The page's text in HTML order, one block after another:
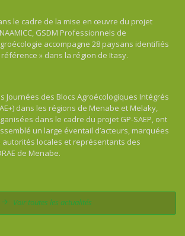
le cadre de la mise en œuvre du projet
GSDM Professionnels de
accompagne 28 paysans identifiés
» dans la région de Itasy.
Journées des Blocs Agroécologiques Intégrés
dans les régions de Menabe et Melaky,
dans le cadre du projet GP-SAEP, ont
un large éventail d’acteurs, marquées
locales et représentants des
de Menabe.
Voir toutes les actualités